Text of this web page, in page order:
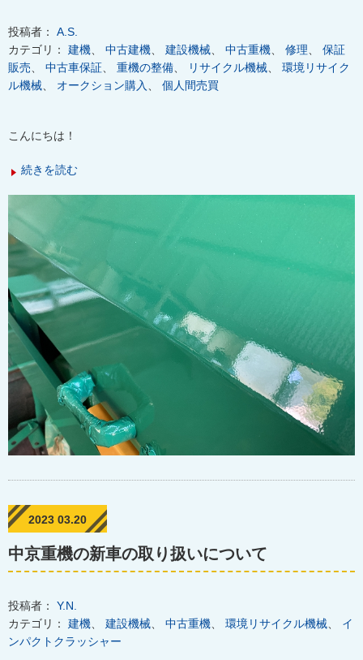
投稿者： A.S.
カテゴリ： 建機 中古建機 建設機械 中古重機 修理
保証
販売
中古車保証 重機の整備 リサイクル機械
環境リサイク
ル機械
オークション購入 個人間売買
こんにちは！
続きを読む
2023 03.20
中京重機の新車の取り扱いについて
投稿者： Y.N.
カテゴリ： 建機 建設機械 中古重機 環境リサイクル機械
イ
ンパクトクラッシャー